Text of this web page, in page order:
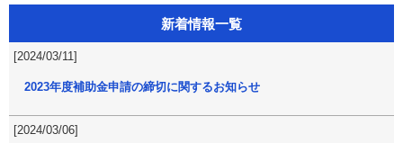
新着情報一覧
[2024/03/11]
2023年度補助金申請の締切に関するお知らせ
[2024/03/06]